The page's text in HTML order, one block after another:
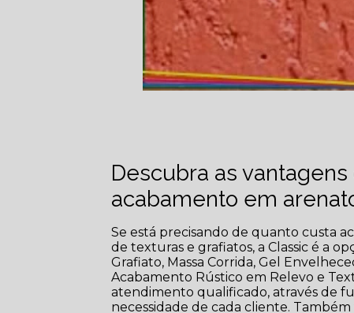
Descubra as
acabamento em
Se está precisando de quanto custa
de texturas e grafiatos, a Classic é a
Grafiato, Massa Corrida, Gel
Acabamento Rústico em Relevo e
atendimento qualificado, através de
necessidade de cada cliente.